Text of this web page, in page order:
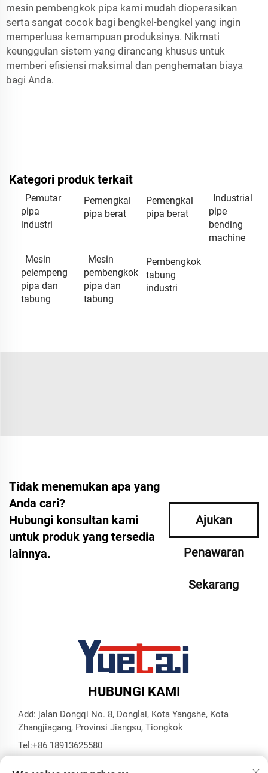
mesin pembengkok pipa kami mudah dioperasikan
serta sangat cocok bagi bengkel-bengkel yang ingin
memperluas kemampuan produksinya. Nikmati
keunggulan sistem yang dirancang khusus untuk
memberi efisiensi maksimal dan penghematan biaya
bagi Anda.
Kategori produk terkait
Pemutar
pipa
industri
Pemengkal
pipa berat
Pemengkal
pipa berat
Industrial
pipe
bending
machine
Mesin
pelempeng
pipa dan
tabung
Mesin
pembengkok
pipa dan
tabung
Pembengkok
tabung
industri
Tidak menemukan apa yang
Anda cari?
Hubungi konsultan kami
untuk produk yang tersedia
lainnya.
Ajukan
Penawaran
Sekarang
HUBUNGI KAMI
Add: jalan Dongqi No. 8, Donglai, Kota Yangshe, Kota
Zhangjiagang, Provinsi Jiangsu, Tiongkok
Tel:+86 18913625580